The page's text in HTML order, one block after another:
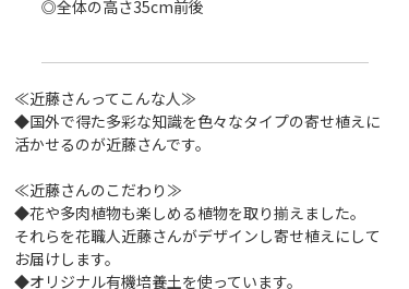
◎全体の高さ35cm前後
≪近藤さんってこんな人≫
◆国外で得た多彩な知識を色々なタイプの寄せ植えに
活かせるのが近藤さんです。
≪近藤さんのこだわり≫
◆花や多肉植物も楽しめる植物を取り揃えました。
それらを花職人近藤さんがデザインし寄せ植えにして
お届けします。
◆オリジナル有機培養土を使っています。